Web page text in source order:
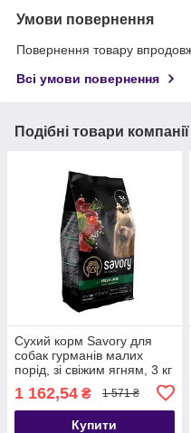
Умови повернення
Повернення товару
Всі умови повернення
Подібні товари компанії
Сухий корм Savory для
собак гурманів малих
порід, зі свіжим ягням, 3 кг
1 162,54 ₴ 1 571 ₴
Купити